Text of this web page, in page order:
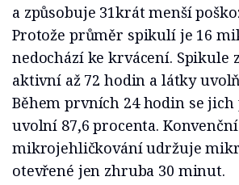
a způsobuje 31krát menší
Protože průměr spikulí je 16
nedochází ke krvácení. Spikule
aktivní až 72 hodin a látky
Během prvních 24 hodin se jich
uvolní 87,6 procenta. Konvenční
mikrojehličkování udržuje
otevřené jen zhruba 30 minut.